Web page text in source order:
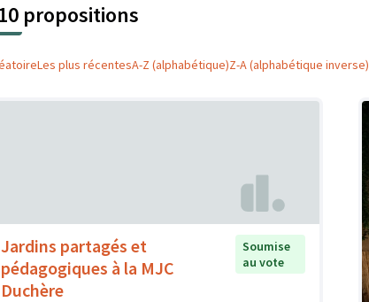
propositions
Les plus récentesA-Z (alphabétique)Z-A (alphabétique inverse)
Jardins partagés et
pédagogiques à la MJC
Duchère
Soumise
au vote